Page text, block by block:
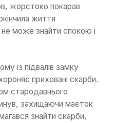
жорстоко покарав
життя
може знайти спокою і
із підвалів замку
приховані скарби.
стародавнього
захищаючи маєток
знайти скарби,